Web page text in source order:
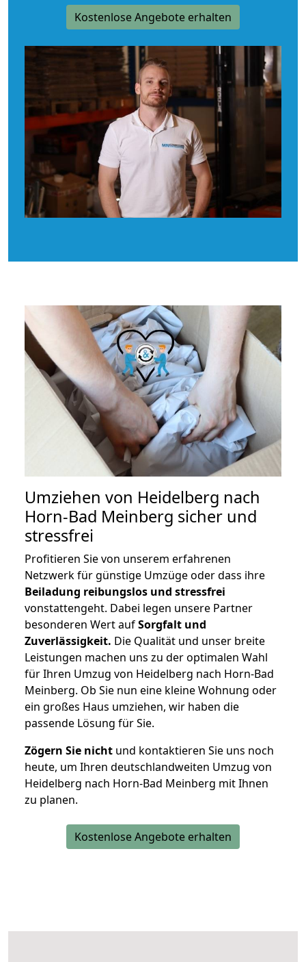
Kostenlose Angebote erhalten
Umziehen von Heidelberg nach
Horn-Bad Meinberg sicher und
stressfrei
Profitieren Sie von unserem erfahrenen
Netzwerk für günstige Umzüge oder dass ihre
Beiladung reibungslos und stressfrei
vonstattengeht. Dabei legen unsere Partner
besonderen Wert aufSorgfalt und
Zuverlässigkeit. Die Qualität und unser breite
Leistungen machen uns zu der optimalen Wahl
für Ihren Umzug von Heidelberg nach Horn-Bad
Meinberg. Ob Sie nun eine kleine Wohnung oder
ein großes Haus umziehen, wir haben die
passende Lösung für Sie.
Zögern Sie nicht und kontaktieren Sie uns noch
heute, um Ihren deutschlandweiten Umzug von
Heidelberg nach Horn-Bad Meinberg mit Ihnen
zu planen.
Kostenlose Angebote erhalten